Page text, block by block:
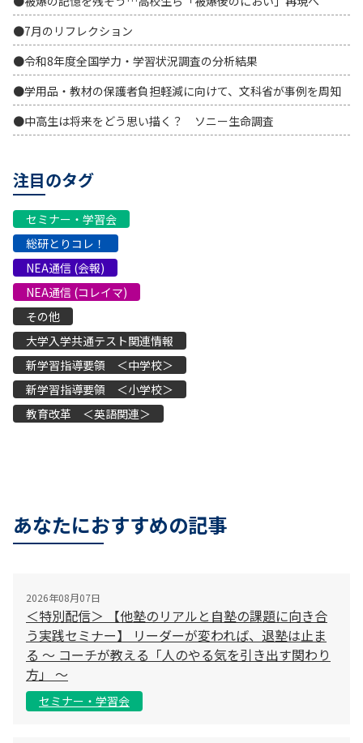
●7月のリフレクション
●令和8年度全国学力・学習状況調査の分析結果
●学用品・教材の保護者負担軽減に向けて、文科省が事例を周知
●中高生は将来をどう思い描く？ ソニー生命調査
注目のタグ
セミナー・学習会
総研とりコレ！
NEA通信 (会報)
NEA通信 (コレイマ)
その他
大学入学共通テスト関連情報
新学習指導要領 ＜中学校＞
新学習指導要領 ＜小学校＞
教育改革 ＜英語関連＞
あなたにおすすめの記事
2026年08月07日
＜特別配信＞ 【他塾のリアルと自塾の課題に向き合
う実践セミナー】 リーダーが変われば、退塾は止ま
る 〜 コーチが教える「人のやる気を引き出す関わり
方」 〜
セミナー・学習会